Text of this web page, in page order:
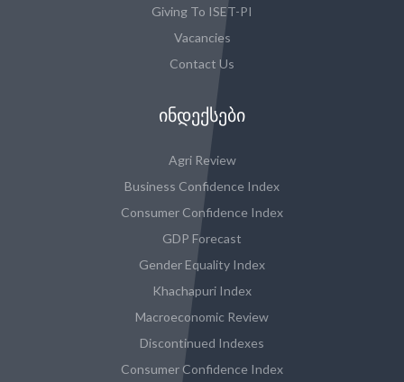
Giving To ISET-PI
Vacancies
Contact Us
ᲘᲜᲓᲔᲥᲡᲔᲑᲘ
Agri Review
Business Confidence Index
Consumer Confidence Index
GDP Forecast
Gender Equality Index
Khachapuri Index
Macroeconomic Review
Discontinued Indexes
Consumer Confidence Index